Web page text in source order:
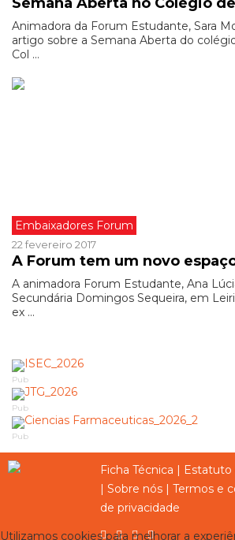
Animadora da Forum Estudante, Sara
artigo sobre a Semana Aberta do
Col ...
Embaixadores Forum
22 fevereiro 2017
A Forum tem um novo
A animadora Forum Estudante, Ana
Secundária Domingos Sequeira, em
ex ...
Pub
Pub
Pub
Ficha Técnica | Estatuto
| Sobre nós | Termos e
de privacidade
Utilizamos cookies para melhorar a